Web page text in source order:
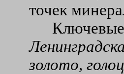
точек
золото,